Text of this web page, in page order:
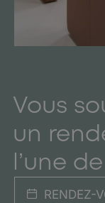
Vous
un
l’une
RENDEZ-